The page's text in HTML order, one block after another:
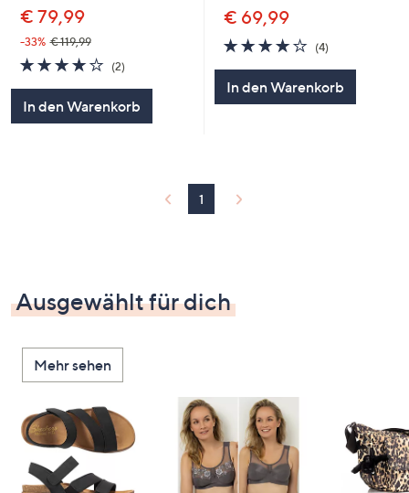
€ 79,99
-33% € 119,99
4.0
von
(2)2
In den Warenkorb
€ 69,99
3.8
von
(4)4
In den Warenkorb
1
Ausgewählt für dich
Mehr sehen